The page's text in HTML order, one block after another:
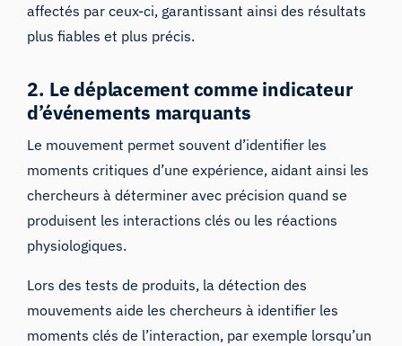
affectés par ceux-ci, garantissant ainsi des résultats
plus fiables et plus précis.
2. Le déplacement comme indicateur
d’événements marquants
Le mouvement permet souvent d’identifier les
moments critiques d’une expérience, aidant ainsi les
chercheurs à déterminer avec précision quand se
produisent les interactions clés ou les réactions
physiologiques.
Lors des tests de produits, la détection des
mouvements aide les chercheurs à identifier les
moments clés de l’interaction, par exemple lorsqu’un